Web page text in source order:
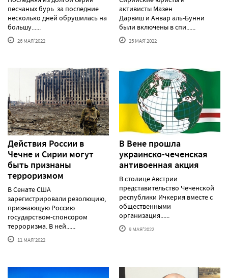
песчаных бурь за последние
несколько дней обрушилась на
большу......
26 МАЯ'2022
активисты Мазен
Дарвиш и Анвар аль-Бунни
были включены в спи......
25 МАЯ'2022
Действия России в
Чечне и Сирии могут
быть признаны
терроризмом
В Сенате США
зарегистрировали резолюцию,
признающую Россию
государством-спонсором
терроризма. В ней......
11 МАЯ'2022
В Вене прошла
украинско-чеченская
антивоенная акция
В столице Австрии
представительство Чеченской
республики Ичкерия вместе с
общественными
организация......
9 МАЯ'2022